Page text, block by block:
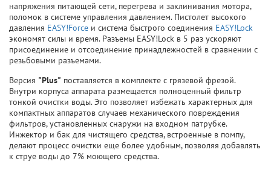
напряжения питающей сети, перегрева и заклинивания мотора,
поломок в системе управления давлением. Пистолет высокого
давления EASY!Force и система быстрого соединения EASY!Lock
экономят силы и время. Разъемы EASY!Lock в 5 раз ускоряют
присоединение и отсоединение принадлежностей в сравнении с
резьбовыми разъемами.
Версия "Plus" поставляется в комплекте с грязевой фрезой.
Внутри корпуса аппарата размещается полноценный фильтр
тонкой очистки воды. Это позволяет избежать характерных для
компактных аппаратов случаев механического повреждения
фильтров, установленных снаружи на входном патрубке.
Инжектор и бак для чистящего средства, встроенные в помпу,
делают процесс очистки еще более удобным, позволяя добавлять
к струе воды до 7% моющего средства.